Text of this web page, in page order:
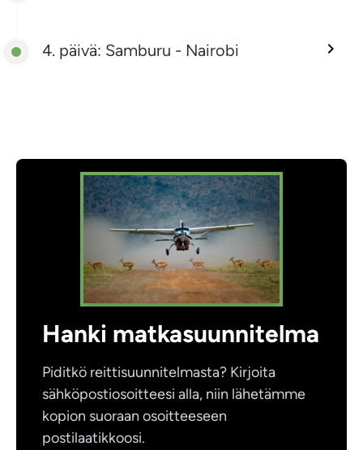
4. päivä: Samburu - Nairobi
Hanki matkasuunnitelma
Piditkö reittisuunnitelmasta? Kirjoita
sähköpostiosoitteesi alla, niin lähetämme
kopion suoraan osoitteeseen
postilaatikkoosi.